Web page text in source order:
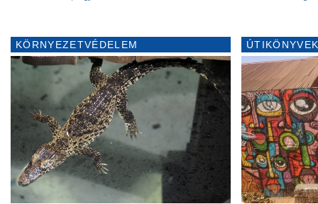
KÖRNYEZETVÉDELEM